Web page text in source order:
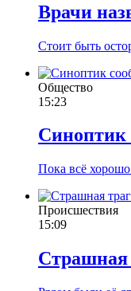
Врачи
Стоит быть
Общество
15:23
Синоптик
Пока всё
Происшествия
15:09
Страшная